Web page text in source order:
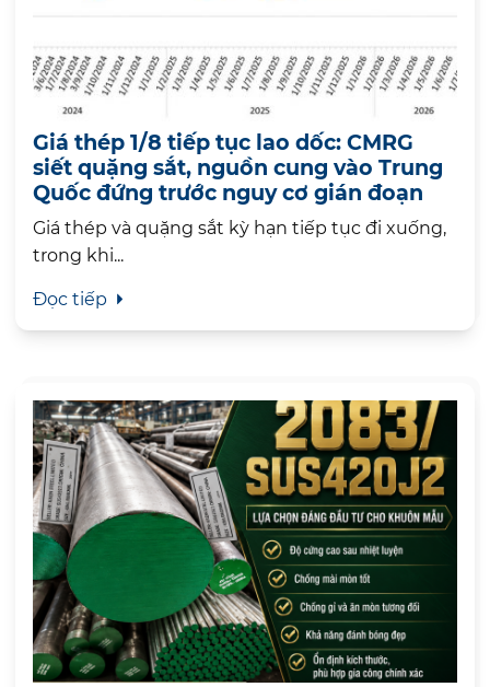
Giá thép 1/8 tiếp tục lao dốc: CMRG
siết quặng sắt, nguồn cung vào Trung
Quốc đứng trước nguy cơ gián đoạn
Giá thép và quặng sắt kỳ hạn tiếp tục đi xuống,
trong khi...
Đọc tiếp